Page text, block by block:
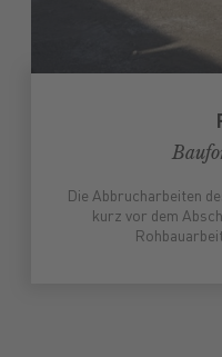
Die Abbrucharbeiten
kurz vor dem